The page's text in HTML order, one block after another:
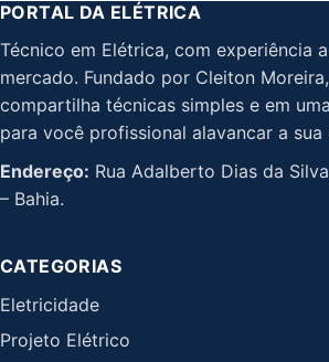
PORTAL DA ELÉTRICA
Técnico em Elétrica, com experiência
mercado. Fundado por Cleiton
compartilha técnicas simples e em
para você profissional alavancar a sua
Endereço: Rua Adalberto Dias da
– Bahia.
CATEGORIAS
Eletricidade
Projeto Elétrico